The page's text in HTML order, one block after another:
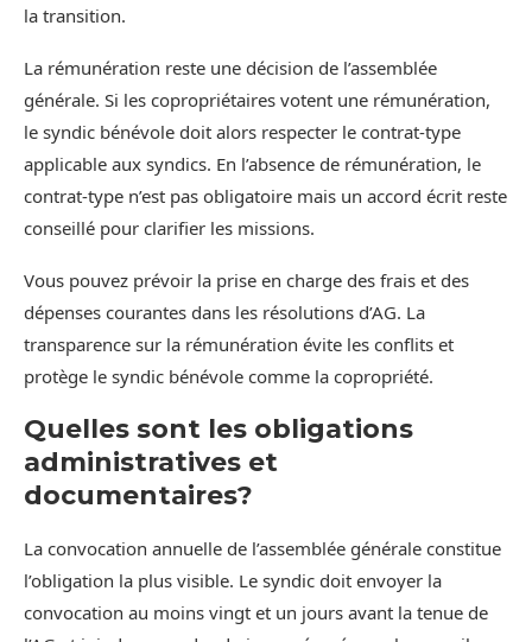
la transition.
La rémunération reste une décision de l’assemblée
générale. Si les copropriétaires votent une rémunération,
le syndic bénévole doit alors respecter le contrat-type
applicable aux syndics. En l’absence de rémunération, le
contrat-type n’est pas obligatoire mais un accord écrit reste
conseillé pour clarifier les missions.
Vous pouvez prévoir la prise en charge des frais et des
dépenses courantes dans les résolutions d’AG. La
transparence sur la rémunération évite les conflits et
protège le syndic bénévole comme la copropriété.
Quelles sont les obligations
administratives et
documentaires?
La convocation annuelle de l’assemblée générale constitue
l’obligation la plus visible. Le syndic doit envoyer la
convocation au moins vingt et un jours avant la tenue de